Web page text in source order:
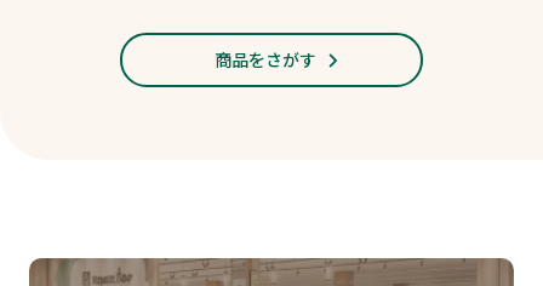
商品をさがす